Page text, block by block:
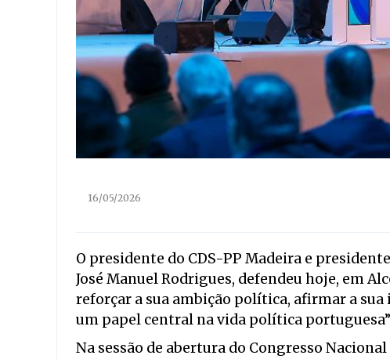
16/05/2026
O presidente do CDS-PP Madeira e
José Manuel Rodrigues, defendeu hoje, em
reforçar a sua ambição política, afirmar a
um papel central na vida política
Na sessão de abertura do Congresso